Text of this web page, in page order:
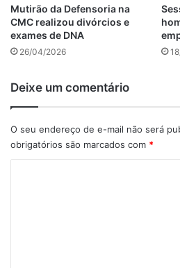
Mutirão da Defensoria na
CMC realizou divórcios e
exames de DNA
26/04/2026
Deixe um comentário
O seu endereço de e-mail não será
obrigatórios são marcados com *